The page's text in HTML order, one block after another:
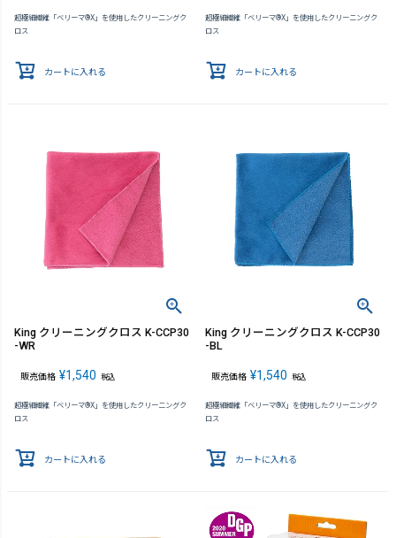
超極細繊維「ベリーマ®X」を使用したクリーニングク
ロス
カートに入れる
超極細繊維「ベリーマ®X」を使用したクリーニングク
ロス
カートに入れる
King クリーニングクロス K-CCP30
-WR
販売価格 ¥1,540 税込
超極細繊維「ベリーマ®X」を使用したクリーニングク
ロス
カートに入れる
King クリーニングクロス K-CCP30
-BL
販売価格 ¥1,540 税込
超極細繊維「ベリーマ®X」を使用したクリーニングク
ロス
カートに入れる